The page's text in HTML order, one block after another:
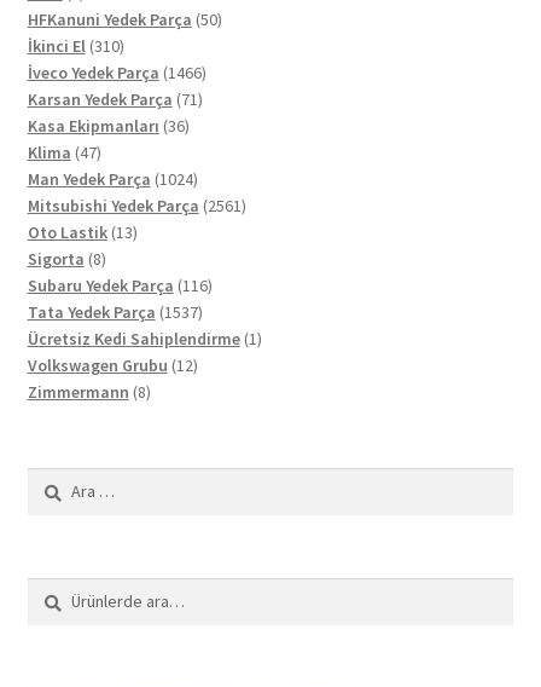
ürün
HFKanuni Yedek Parça 5050
İkinci El 310310
ürün
İveco Yedek Parça 14661466
ürün
Karsan Yedek Parça 7171
Kasa Ekipmanları 3636
Klima 4747
ürün
Man Yedek Parça 10241024
ürün
Mitsubishi Yedek Parça 25612561
Oto Lastik 1313
Sigorta 88
ürün
Subaru Yedek Parça 116116
Tata Yedek Parça 15371537
ürün
Ücretsiz Kedi Sahiplendirme 11
Volkswagen Grubu 1212
Zimmermann 88
Arama:
Ara:
Ara